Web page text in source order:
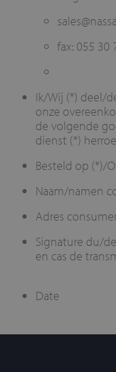
fax: 055 30
Ik/Wij (*) deel/
onze
de volgende
dienst (*)
Besteld op (*)/
Naam/namen
Adres
Signature du/
en cas de
Date